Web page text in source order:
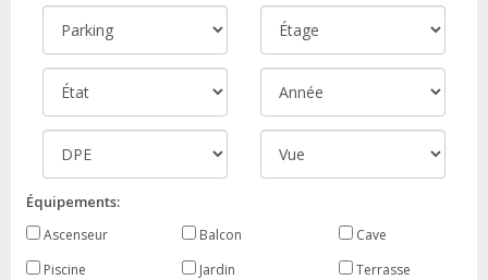
Équipements:
Ascenseur Balcon
Cave
Piscine
Jardin Terrasse